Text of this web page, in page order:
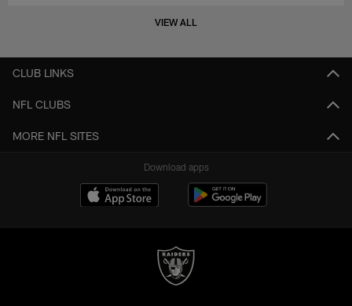
VIEW ALL
CLUB LINKS
NFL CLUBS
MORE NFL SITES
Download apps